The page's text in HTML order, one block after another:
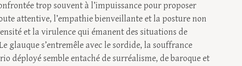
trop souvent à l’impuissance pour proposer
attentive, l’empathie bienveillante et la posture non
et la virulence qui émanent des situations de
glauque s’entremêle avec le sordide, la souffrance
déployé semble entaché de surréalisme, de baroque et